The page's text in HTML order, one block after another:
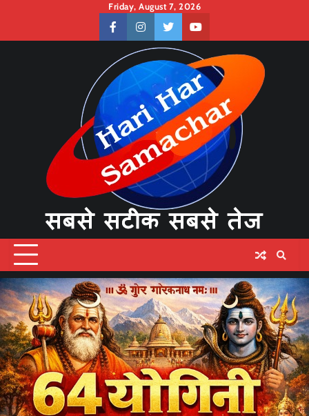
content
Friday, August 7, 2026
facebookinstagramtwitteryoutube